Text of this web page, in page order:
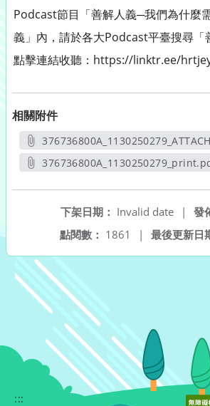
Podcast節目「善解人義─我們為什麼
義」內，請於各大Podcast平臺搜尋「
點擊連結收聽：https://linktr.ee/
相關附件
另開新視窗
發
下架日期： Invalid date
|
最後更新日
點閱數： 1861 |
:::